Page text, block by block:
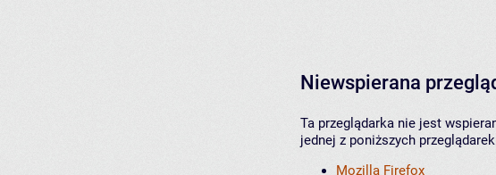
Niewspierana
Ta przeglądarka nie jest
jednej z poniższych
Mozilla Firefox